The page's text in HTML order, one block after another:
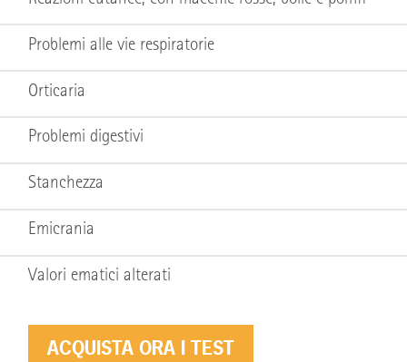
Problemi alle vie respiratorie
Orticaria
Problemi digestivi
Stanchezza
Emicrania
Valori ematici alterati
ACQUISTA ORA I TEST